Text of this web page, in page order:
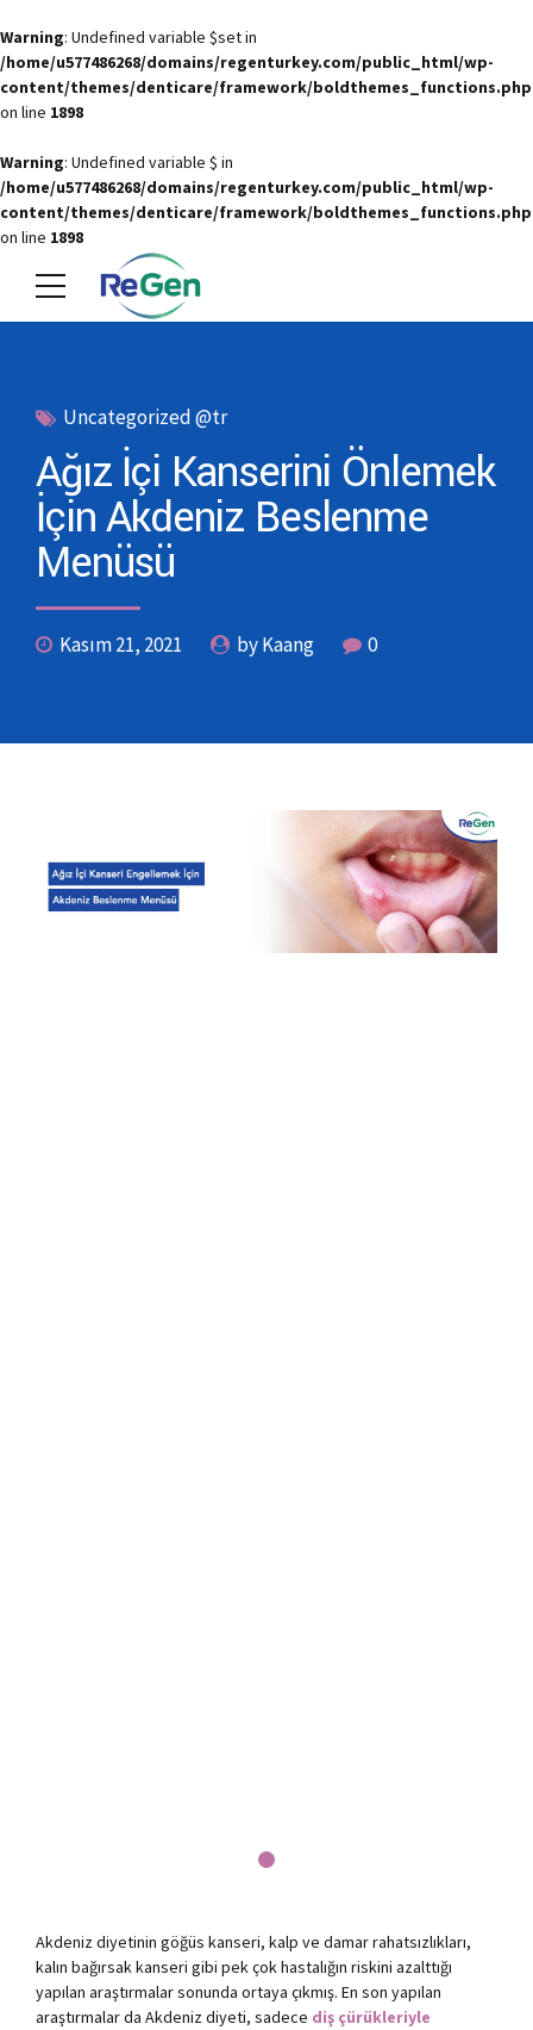
Warning: Undefined variable $set in
/home/u577486268/domains/regenturkey.com/public_html/wp-
content/themes/denticare/framework/boldthemes_functions.php
on line 1898
Warning: Undefined variable $ in
/home/u577486268/domains/regenturkey.com/public_html/wp-
content/themes/denticare/framework/boldthemes_functions.php
on line 1898
Uncategorized @tr
Ağız İçi Kanserini Önlemek
İçin Akdeniz Beslenme
Menüsü
Kasım 21, 2021 by Kaang 0
Akdeniz diyetinin göğüs kanseri, kalp ve damar rahatsızlıkları,
kalın bağırsak kanseri gibi pek çok hastalığın riskini azalttığı
yapılan araştırmalar sonunda ortaya çıkmış. En son yapılan
araştırmalar da Akdeniz diyeti, sadece diş çürükleriyle